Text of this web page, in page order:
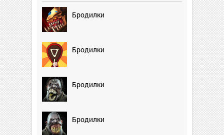
Бродилки
Бродилки
Бродилки
Бродилки